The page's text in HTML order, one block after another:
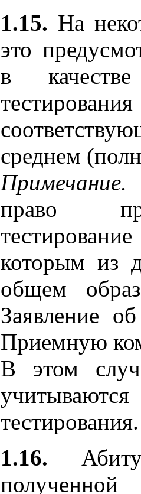
1.15. На
это
в качестве
среднем
Примечание.
право
которым из
общем
Заявление
Приемную
В этом
учитываются
тестирования.
1.16.